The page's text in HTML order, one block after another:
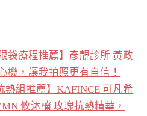
袋療程推薦】彥靚診所 黃政
機，讓我拍照更有自信！
熱組推薦】KAFINCE 可凡希
攸沐橣 玫瑰抗熱精華，